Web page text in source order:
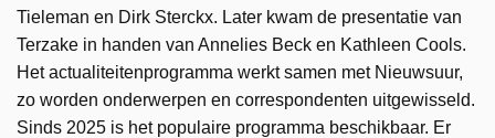
Tieleman en Dirk Sterckx. Later kwam de presentatie van
Terzake in handen van Annelies Beck en Kathleen Cools.
Het actualiteitenprogramma werkt samen met Nieuwsuur,
zo worden onderwerpen en correspondenten uitgewisseld.
Sinds 2025 is het populaire programma beschikbaar. Er